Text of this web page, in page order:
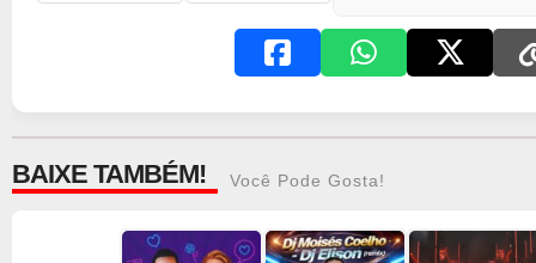
BAIXE TAMBÉM! Você Pode Gosta!